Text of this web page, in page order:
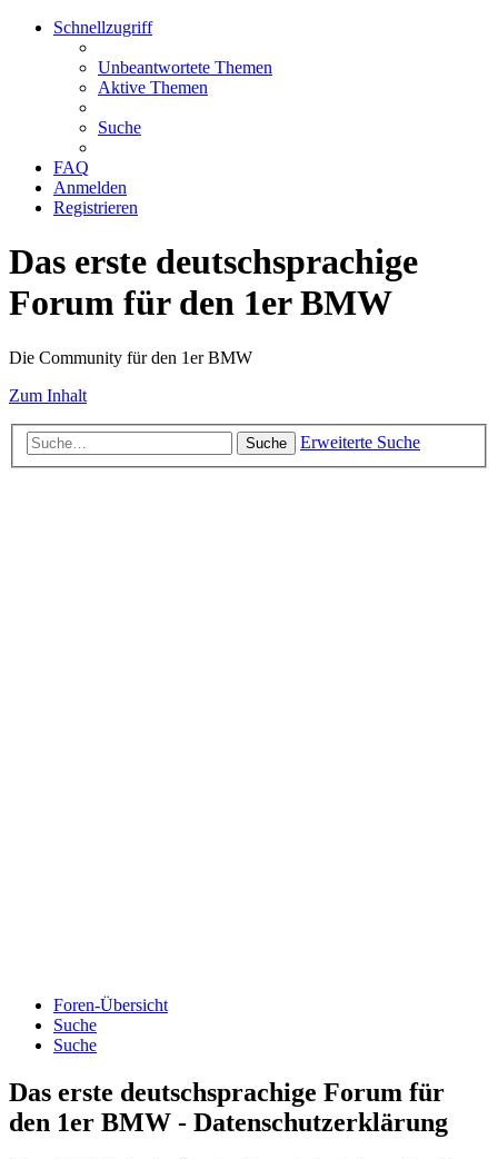
Schnellzugriff
Unbeantwortete Themen
Aktive Themen
Suche
FAQ
Anmelden
Registrieren
Das erste deutschsprachige
Forum für den 1er BMW
Die Community für den 1er BMW
Zum Inhalt
Suche Erweiterte Suche
Foren-Übersicht
Suche
Suche
Das erste deutschsprachige Forum für
den 1er BMW - Datenschutzerklärung